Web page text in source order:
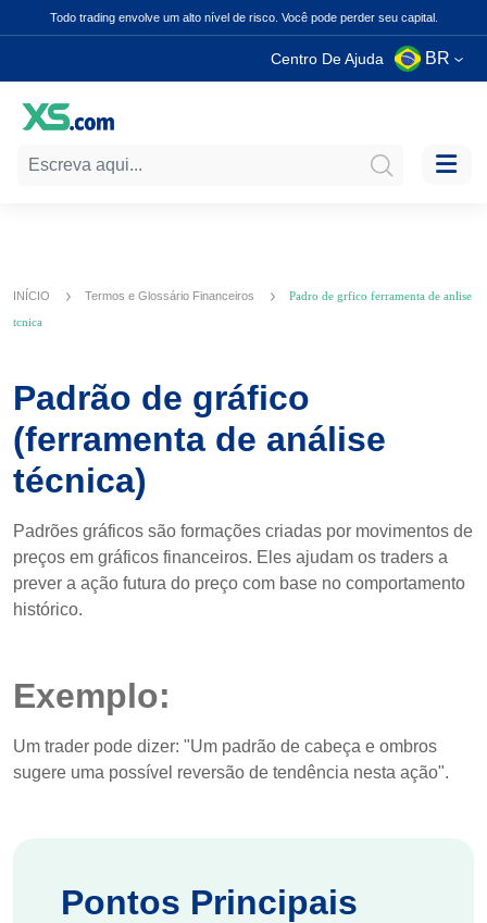
Todo trading envolve um alto nível de risco. Você pode perder seu capital.
Centro De Ajuda BR
INÍCIO Termos e Glossário Financeiros
Padro de grfico ferramenta de anlise
tcnica
Padrão de gráfico
(ferramenta de análise
técnica)
Padrões gráficos são formações criadas por movimentos de
preços em gráficos financeiros. Eles ajudam os traders a
prever a ação futura do preço com base no comportamento
histórico.
Exemplo:
Um trader pode dizer: "Um padrão de cabeça e ombros
sugere uma possível reversão de tendência nesta ação".
Pontos Principais